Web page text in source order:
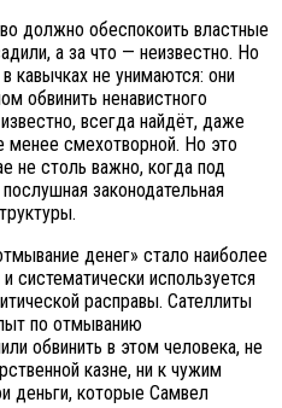
должно обеспокоить властные
а за что — неизвестно. Но
кавычках не унимаются: они
обвинить ненавистного
всегда найдёт, даже
менее смехотворной. Но это
не столь важно, когда под
законодательная
денег» стало наиболее
систематически используется
расправы. Сателлиты
по отмыванию
обвинить в этом человека, не
казне, ни к чужим
деньги, которые Самвел